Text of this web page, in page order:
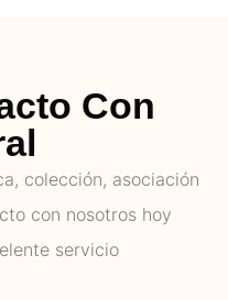
Con
colección, asociación
con nosotros hoy
servicio